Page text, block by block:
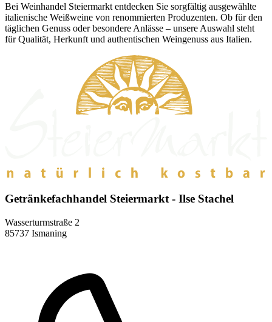
Bei Weinhandel Steiermarkt entdecken Sie sorgfältig ausgewählte
italienische Weißweine von renommierten Produzenten. Ob für den
täglichen Genuss oder besondere Anlässe – unsere Auswahl steht
für Qualität, Herkunft und authentischen Weingenuss aus Italien.
Getränkefachhandel Steiermarkt - Ilse Stachel
Wasserturmstraße 2
85737 Ismaning